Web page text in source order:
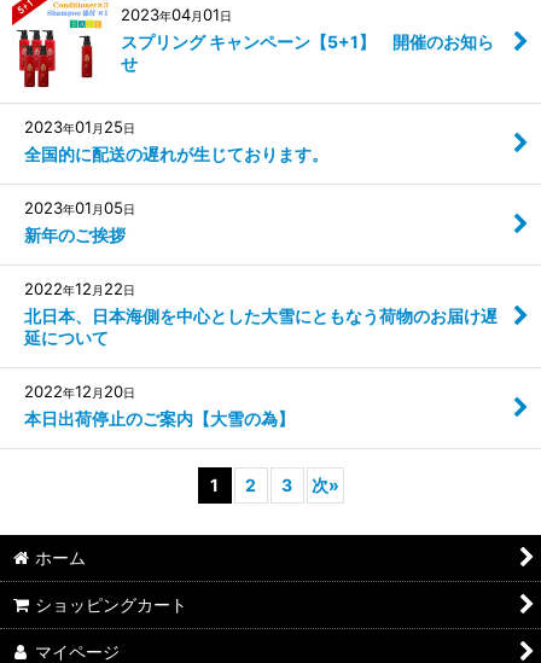
2023年04月01日
スプリング キャンペーン【5+1】 開催のお知ら
せ
2023年01 月 25日
全国的に配送の遅れが生じております。
2023年01 月05日
新年のご挨拶
2022年12 月 22日
北日本、日本海側を中心とした大雪にともなう荷物のお届け遅
延について
2022年12 月 20日
本日出荷停止のご案内【大雪の為】
1 2 3 次»
ホーム
ショッピングカート
マイページ